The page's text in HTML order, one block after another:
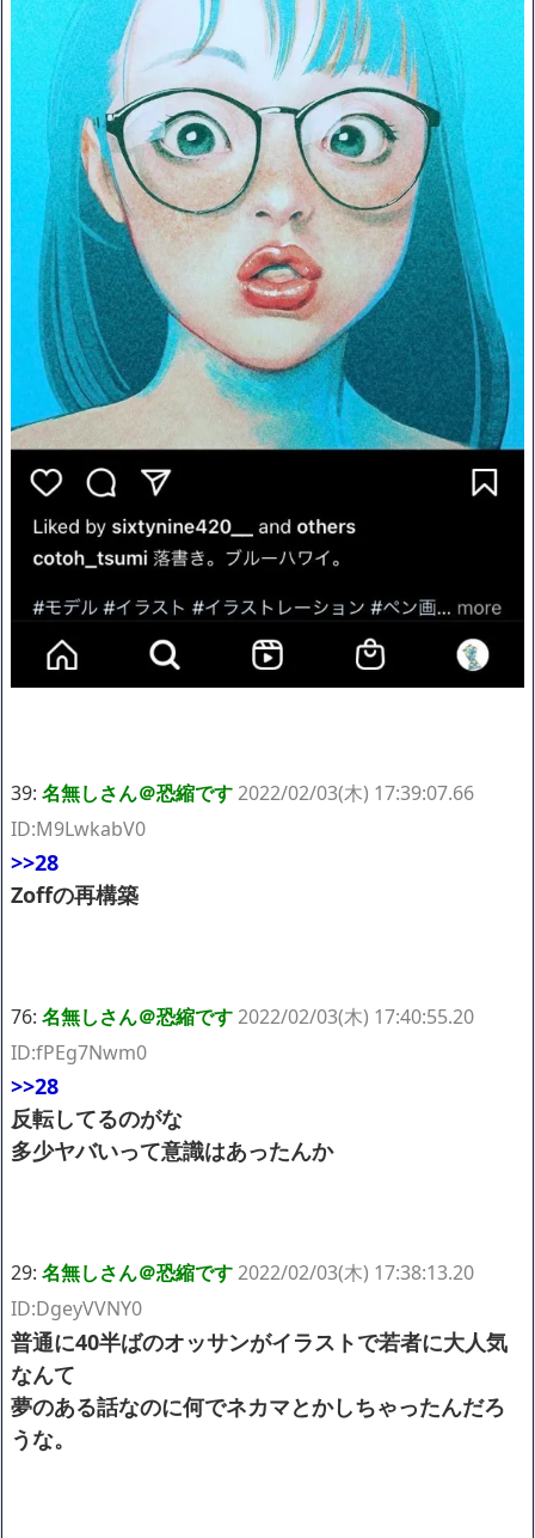
39: 名無しさん＠恐縮です2022/02/03(木) 17:39:07.66
ID:M9LwkabV0
>>28
Zoffの再構築
76: 名無しさん＠恐縮です2022/02/03(木) 17:40:55.20
ID:fPEg7Nwm0
>>28
反転してるのがな
多少ヤバいって意識はあったんか
29: 名無しさん＠恐縮です2022/02/03(木) 17:38:13.20
ID:DgeyVVNY0
普通に40半ばのオッサンがイラストで若者に大人気
なんて
夢のある話なのに何でネカマとかしちゃったんだろ
うな。